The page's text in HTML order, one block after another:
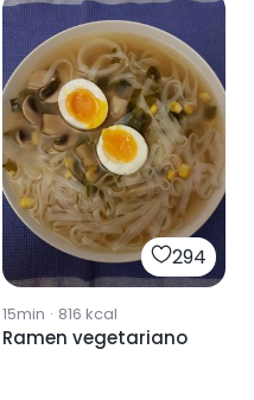
294
15min · 816 kcal
Ramen vegetariano